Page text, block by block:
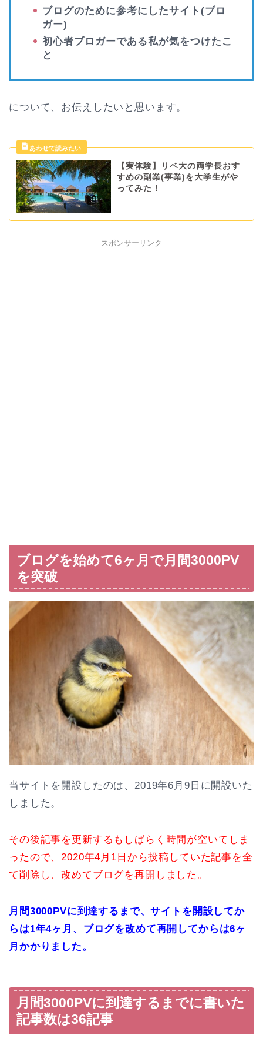
ブログのために参考にしたサイト(ブロ
ガー)
初心者ブロガーである私が気をつけたこ
と
について、お伝えしたいと思います。
【実体験】リベ大の両学長おす
すめの副業(事業)を大学生がや
ってみた！
スポンサーリンク
ブログを始めて6ヶ月で月間3000PV
を突破
当サイトを開設したのは、2019年6月9日に開設いた
しました。
その後記事を更新するもしばらく時間が空いてしま
ったので、2020年4月1日から投稿していた記事を全
て削除し、改めてブログを再開しました。
月間3000PVに到達するまで、サイトを開設してか
らは1年4ヶ月、ブログを改めて再開してからは6ヶ
月かかりました。
月間3000PVに到達するまでに書いた
記事数は36記事